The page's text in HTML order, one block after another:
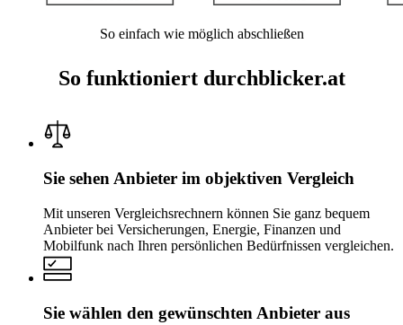
So einfach wie möglich abschließen
So funktioniert durchblicker.at
Sie sehen Anbieter im objektiven Vergleich
Mit unseren Vergleichsrechnern können Sie ganz bequem
Anbieter bei Versicherungen, Energie, Finanzen und
Mobilfunk nach Ihren persönlichen Bedürfnissen vergleichen.
Sie wählen den gewünschten Anbieter aus